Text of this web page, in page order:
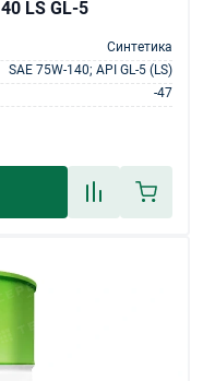
LS GL-5
Синтетика
SAE 75W-140; API GL-5 (LS)
-47